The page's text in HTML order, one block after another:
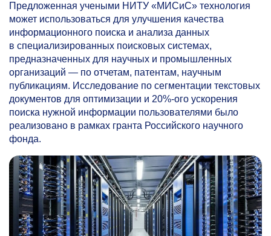
Предложенная учеными НИТУ «МИСиС» технология
может использоваться для улучшения качества
информационного поиска и анализа данных
в специализированных поисковых системах,
предназначенных для научных и промышленных
организаций — по отчетам, патентам, научным
публикациям. Исследование по сегментации текстовых
документов для оптимизации и 20%-ого ускорения
поиска нужной информации пользователями было
реализовано в рамках гранта Российского научного
фонда.